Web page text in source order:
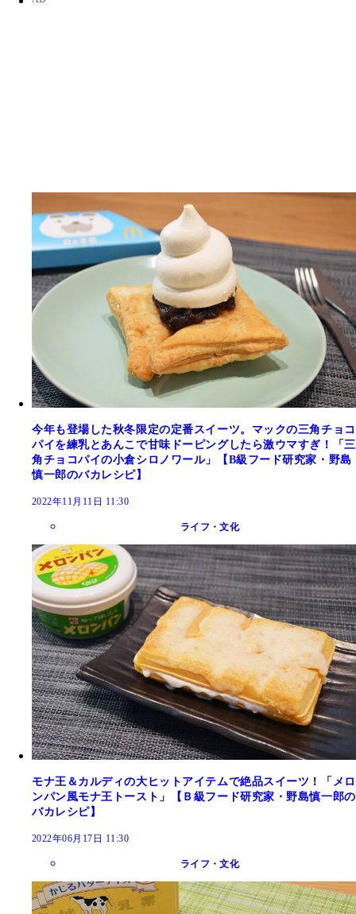
今年も登場した秋冬限定の定番スイーツ。マックの三角チョコ
パイを練乳とあんこで甘味ドーピングしたら激ウマすぎ！「三
角チョコパイの小倉シロノワール」【B級フード研究家・野島
慎一郎のバカレシピ】
2022年11月11日 11:30
ライフ・文化
モナ王＆カルディの大ヒットアイテムで絶品スイーツ！「メロ
ンパン風モナ王トースト」【Ｂ級フード研究家・野島慎一郎の
バカレシピ】
2022年06月17日 11:30
ライフ・文化